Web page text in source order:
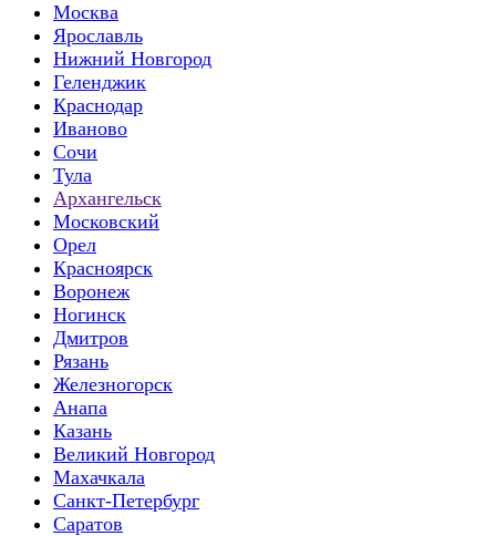
Москва
Ярославль
Нижний Новгород
Геленджик
Краснодар
Иваново
Сочи
Тула
Архангельск
Московский
Орел
Красноярск
Воронеж
Ногинск
Дмитров
Рязань
Железногорск
Анапа
Казань
Великий Новгород
Махачкала
Санкт-Петербург
Саратов